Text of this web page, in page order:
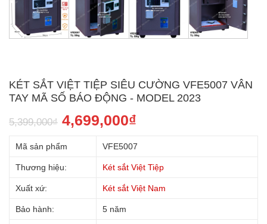
KÉT SẮT VIỆT TIỆP SIÊU CƯỜNG VFE5007 VÂN
TAY MÃ SỐ BÁO ĐỘNG - MODEL 2023
5,399,000₫ 4,699,000₫
Mã sản phẩm VFE5007
Thương hiệu: Két sắt Việt Tiệp
Xuất xứ: Két sắt Việt Nam
Bảo hành: 5 năm